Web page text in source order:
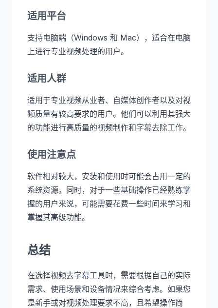
适用平台
支持电脑端（Windows 和 Mac），适合在电脑
上进行专业视频处理的用户。
适用人群
适用于专业视频从业者、自媒体创作者以及对视
频质量有较高要求的用户。他们可以利用其强大
的功能进行高质量的视频制作和字幕去除工作。
使用注意点
软件相对较大，安装和使用时可能会占用一定的
系统资源。同时，对于一些基础操作已经熟练掌
握的用户来说，可能需要花费一些时间来学习和
掌握其高级功能。
总结
在选择视频去字幕工具时，需要根据自己的实际
需求、使用场景和设备情况来综合考虑。如果您
是新手或对视频处理要求不高，且希望操作简